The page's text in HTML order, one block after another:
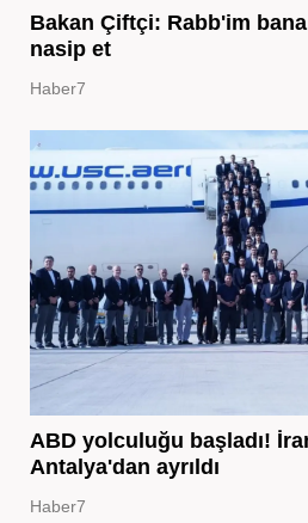
Bakan Çiftçi: Rabb'im
nasip et
Haber7
ABD yolculuğu başladı!
Antalya'dan ayrıldı
Haber7